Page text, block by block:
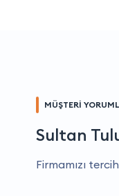
MÜŞTERİ
Sultan
Firmamızı